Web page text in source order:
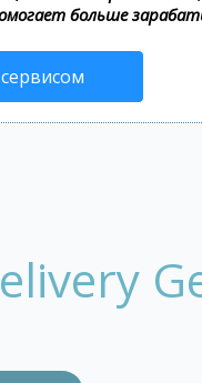
больше